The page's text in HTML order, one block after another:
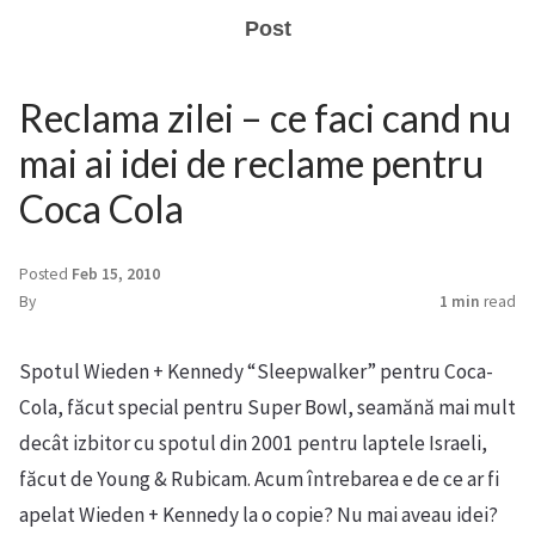
Post
Reclama zilei – ce faci cand nu
mai ai idei de reclame pentru
Coca Cola
Posted Feb 15, 2010
By
1 min read
Spotul Wieden + Kennedy “Sleepwalker” pentru Coca-
Cola, făcut special pentru Super Bowl, seamănă mai mult
decât izbitor cu spotul din 2001 pentru laptele Israeli,
făcut de Young & Rubicam. Acum întrebarea e de ce ar fi
apelat Wieden + Kennedy la o copie? Nu mai aveau idei?